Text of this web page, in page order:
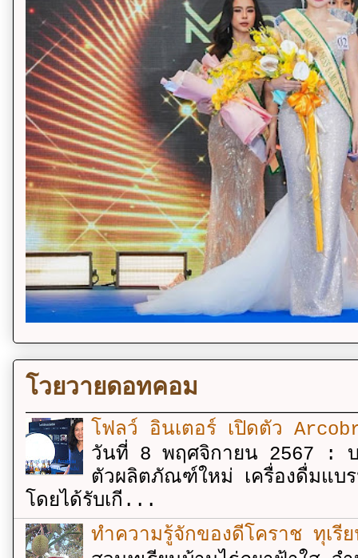
โวยวายดอทคอม
โฟลว์ อินเตอร์ เปิดตัว
วันที่ 8 พฤศจิกายน 2567 : บ
ตัวผลิตภัณฑ์ใหม่ เครื่องดื่มแบ
โดยได้รับเกี...
ทำความรู้จักของดีโคราช ทุเรี